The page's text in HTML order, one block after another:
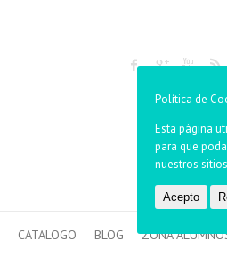
CATALOGO BLOG ZONA
Política de
Esta página
para que
nuestros
Acepto